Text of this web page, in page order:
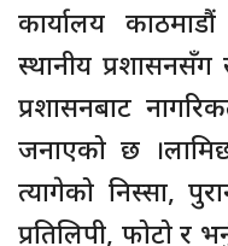
कार्यालय
स्थानीय
प्रशासनबाट
जनाएको छ
त्यागेको निस्सा,
प्रतिलिपी, फोटो र